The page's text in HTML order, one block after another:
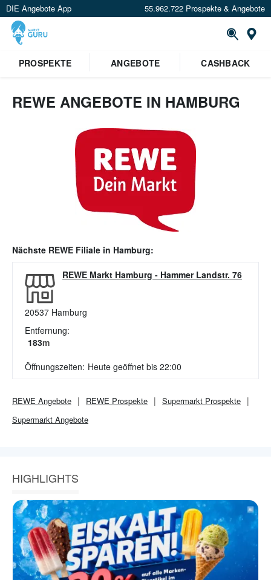
DIE Angebote App 55.962.722 Prospekte & Angebote
PROSPEKTE
ANGEBOTE CASHBACK
REWE ANGEBOTE IN HAMBURG
Nächste REWE Filiale in Hamburg:
REWE Markt Hamburg - Hammer Landstr. 76
20537 Hamburg
Entfernung:
183m
Öffnungszeiten: Heute geöffnet bis 22:00
REWE Angebote REWE Prospekte Supermarkt Prospekte
Supermarkt Angebote
HIGHLIGHTS